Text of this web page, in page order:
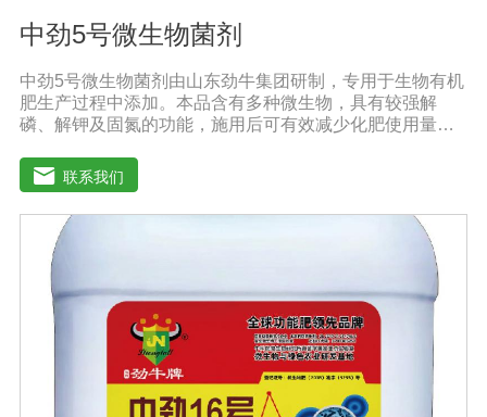
中劲5号微生物菌剂
中劲5号微生物菌剂由山东劲牛集团研制，专用于生物有机
肥生产过程中添加。本品含有多种微生物，具有较强解
磷、解钾及固氮的功能，施用后可有效减少化肥使用量；
维生素，能不同程度地刺激根系生长，促进营养和水分吸
收；并且能产生铁载体、抗生素、系统防卫酶等多种物
质，可以抑制细菌、真菌性病害、诱导系统抗性，具有显
著的防病、抗重茬的效果。【产品功能】1.抑制植物病原
真菌的生长，提高植物对枯萎病、黄萎病、根腐病等土传
病害的抗病力；2.分泌促进生长的代谢产物，促进根系生
长；3.产生分解不溶性磷酸盐、硅酸盐和含钾矿物的代谢
产物，促进植物对磷、钾、硅等营养元素的利用；【适用
范围】适宜添加本品的有机肥原料包括：畜禽粪便、城市
有机废弃物、糠壳、饼粕、作物秸杆、产品加工废弃料
（蔗糖泥、果渣、茶渣、蘑菇渣、酒糟）【注意事项】 1.
本品内含大量有益活菌，不可与杀菌剂混合使用，用过农
联系我们